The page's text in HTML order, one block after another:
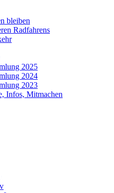
bleiben
Radfahrens
2025
2024
2023
Infos, Mitmachen